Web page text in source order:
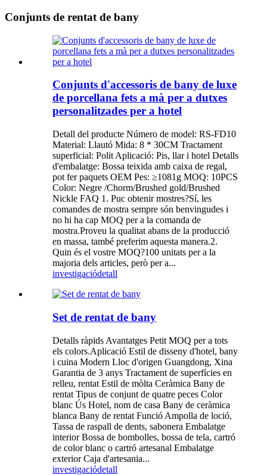
Conjunts de rentat de bany
Conjunts d'accessoris de bany de luxe
de porcellana fets a mà per a dutxes
personalitzades per a hotel
Detall del producte Número de model: RS-FD10
Material: Llautó Mida: 8 * 30CM Tractament
superficial: Polit Aplicació: Pis, llar i hotel Detalls
d'embalatge: Bossa teixida amb caixa de regal,
pot fer paquets OEM Pes: ≥1081g MOQ: 10PCS
Color: Negre /Chorm/Brushed gold/Brushed
Nickle FAQ 1. Puc obtenir mostres?Sí, les
comandes de mostra sempre són benvingudes i
no hi ha cap MOQ per a la comanda de
mostra.Proveu la qualitat abans de la producció
en massa, també preferim aquesta manera.2.
Quin és el vostre MOQ?100 unitats per a la
majoria dels articles, però per a...
investigaciódetall
Set de rentat de bany
Detalls ràpids Avantatges Petit MOQ per a tots
els colors.Aplicació Estil de disseny d'hotel, bany
i cuina Modern Lloc d'origen Guangdong, Xina
Garantia de 3 anys Tractament de superfícies en
relleu, rentat Estil de mòlta Ceràmica Bany de
rentat Tipus de conjunt de quatre peces Color
blanc Ús Hotel, nom de casa Bany de ceràmica
blanca Bany de rentat Funció Ampolla de loció,
Tassa de raspall de dents, sabonera Embalatge
interior Bossa de bombolles, bossa de tela, cartró
de color blanc o cartró artesanal Embalatge
exterior Caja d'artesania...
investigaciódetall